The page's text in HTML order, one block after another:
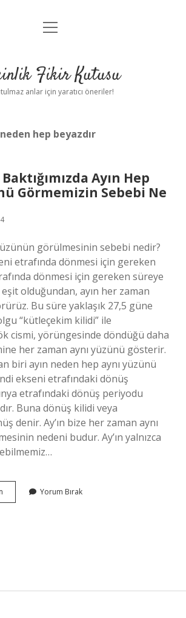
Anasayfa
Yasal Uyarı
menüyü
Fikir Kutusu
anlar için yaratıcı öneriler!
neden hep beyazdır
Ayın Hep
Görmemizin Sebebi Ne
görülmesinin sebebi nedir?
etrafında dönmesi için gereken
dönmesi için gereken süreye
olduğundan, ayın her zaman
Bu süre yaklaşık 27,5 güne
“kütleçekim kilidi” ile
cismi, yörüngesinde döndüğü daha
her zaman aynı yüzünü gösterir.
biri ayın neden hep aynı yüzünü
ekseni etrafındaki dönüş
etrafındaki dönüş periyodu
Buna dönüş kilidi veya
denir. Ay’ın bize her zaman aynı
nedeni budur. Ay’ın yalnızca
Dünyadan
Baktığımızda
Olabilir
Yorum Bırak